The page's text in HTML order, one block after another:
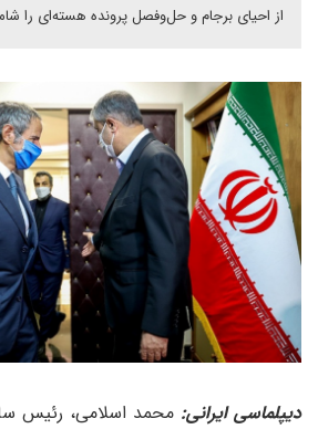
از احیای برجام و حل‌وفصل پرونده هسته‌ای را
دیپلماسی ایرانی: محمد اسلامی، رئیس